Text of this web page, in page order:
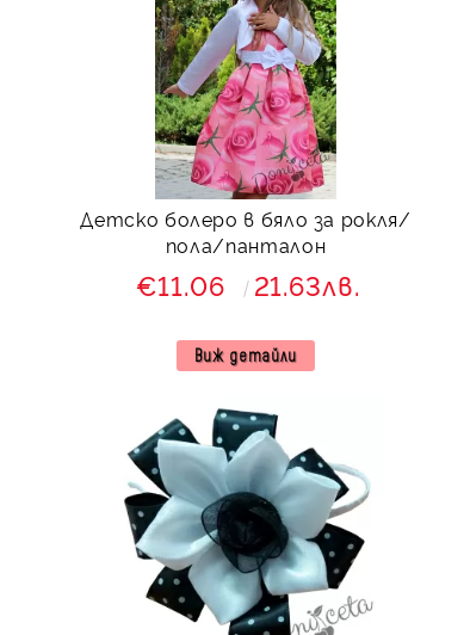
Детско болеро в бяло за рокля/
пола/панталон
€11.06 21.63лв.
Виж детайли